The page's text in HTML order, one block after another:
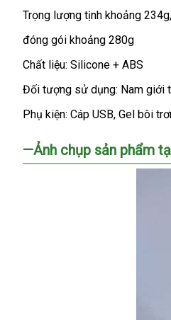
giới
nhỏ
Black
Dragon
Trọng lượng tịnh khoảng 234g,
đóng gói khoảng 280g
Chất liệu: Silicone + ABS
Đối tượng sử dụng: Nam giới
Phụ kiện: Cáp USBĐức
, Gel bôi
—Ảnh chụp sản phẩm